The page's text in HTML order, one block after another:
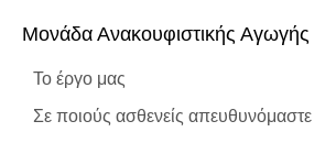
Μονάδα Ανακουφιστικής Αγωγής
Το έργο μας
Σε ποιούς ασθενείς απευθυνόμαστε